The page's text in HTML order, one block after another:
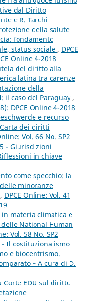
dal Diritto
e R. Tarchi
della salute
fondamento
status sociale , DPCE
Online 4-2018
del diritto alla
latina tra carenze
della
il caso del Paraguay ,
DPCE Online 4-2018
e recurso
dei diritti
Vol. 66 No. SP2
- Giurisdizioni
in chiave
come specchio: la
minoranze
, DPCE Online: Vol. 41
in materia climatica e
National Human
Vol. 58 No. SP2
- Il costituzionalismo
e biocentrismo.
– A cura di D.
Corte EDU sul diritto